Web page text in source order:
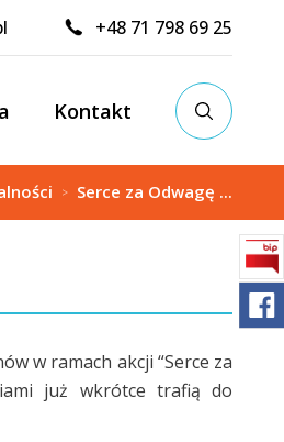
+48 71 798 69 25
Kontakt
> Serce za Odwagę ...
w ramach akcji “Serce za
już wkrótce trafią do